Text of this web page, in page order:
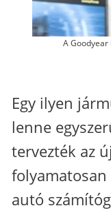
A
Egy ilyen
lenne
tervezték az
autó